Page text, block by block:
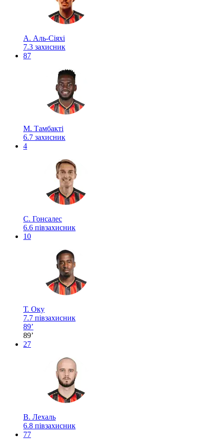
А. Аль-Сіяхі
7.3 захисник
87
М. Тамбакті
6.7 захисник
4
С. Гонсалес
6.6 півзахисник
10
Т. Оку
7.7 півзахисник
89’
89’
27
В. Лехаль
6.8 півзахисник
77